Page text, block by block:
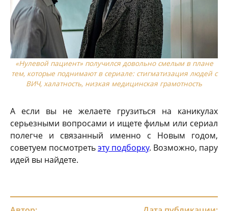
«Нулевой пациент» получился довольно смелым в плане
тем, которые поднимают в сериале: стигматизация людей с
ВИЧ, халатность, низкая медицинская грамотность
А если вы не желаете грузиться на каникулах
серьезными вопросами и ищете фильм или сериал
полегче и связанный именно с Новым годом,
советуем посмотретьэту подборку. Возможно, пару
идей вы найдете.